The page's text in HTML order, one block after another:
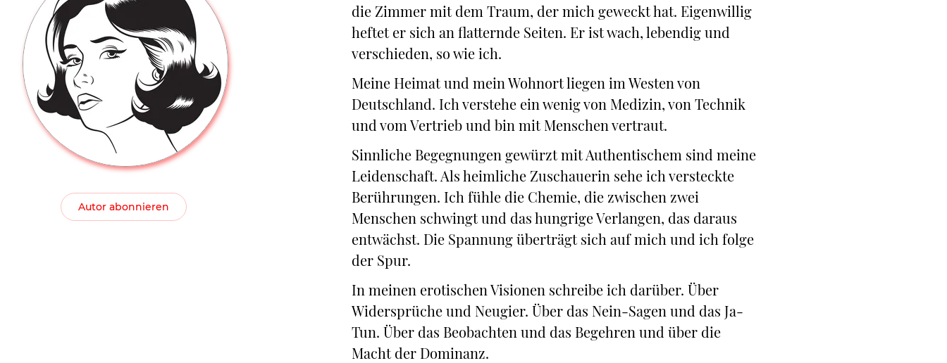
Autor abonnieren
die Zimmer mit dem Traum, der mich geweckt hat. Eigenwillig
heftet er sich an flatternde Seiten. Er ist wach, lebendig und
verschieden, so wie ich.
Meine Heimat und mein Wohnort liegen im Westen von
Deutschland. Ich verstehe ein wenig von Medizin, von Technik
und vom Vertrieb und bin mit Menschen vertraut.
Sinnliche Begegnungen gewürzt mit Authentischem sind meine
Leidenschaft. Als heimliche Zuschauerin sehe ich versteckte
Berührungen. Ich fühle die Chemie, die zwischen zwei
Menschen schwingt und das hungrige Verlangen, das daraus
entwächst. Die Spannung überträgt sich auf mich und ich folge
der Spur.
In meinen erotischen Visionen schreibe ich darüber. Über
Widersprüche und Neugier. Über das Nein-Sagen und das Ja-
Tun. Über das Beobachten und das Begehren und über die
Macht der Dominanz.